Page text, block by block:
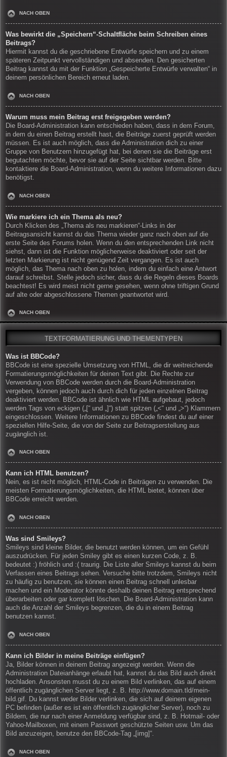
NACH OBEN
Was bewirkt die „Speichern“-Schaltfläche beim Schreiben eines
Beitrags?
Hiermit kannst du die geschriebene Entwürfe speichern und zu einem
späteren Zeitpunkt vervollständigen und absenden. Den gesicherten
Beitrag kannst du mit der Funktion „Gespeicherte Entwürfe verwalten“ in
deinem persönlichen Bereich erneut laden.
NACH OBEN
Warum muss mein Beitrag erst freigegeben werden?
Die Board-Administration kann entschieden haben, dass in dem Forum,
in dem du einen Beitrag erstellt hast, die Beiträge zuerst geprüft werden
müssen. Es ist auch möglich, dass die Administration dich zu einer
Gruppe von Benutzern hinzugefügt hat, bei denen sie die Beiträge erst
begutachten möchte, bevor sie auf der Seite sichtbar werden. Bitte
kontaktiere die Board-Administration, wenn du weitere Informationen dazu
benötigst.
NACH OBEN
Wie markiere ich ein Thema als neu?
Durch Klicken des „Thema als neu markieren“-Links in der
Beitragsansicht kannst du das Thema wieder ganz nach oben auf die
erste Seite des Forums holen. Wenn du den entsprechenden Link nicht
siehst, dann ist die Funktion möglicherweise deaktiviert oder seit der
letzten Markierung ist nicht genügend Zeit vergangen. Es ist auch
möglich, das Thema nach oben zu holen, indem du einfach eine Antwort
darauf schreibst. Stelle jedoch sicher, dass du die Regeln dieses Boards
beachtest! Es wird meist nicht gerne gesehen, wenn ohne triftigen Grund
auf alte oder abgeschlossene Themen geantwortet wird.
NACH OBEN
TEXTFORMATIERUNG UND THEMENTYPEN
Was ist BBCode?
BBCode ist eine spezielle Umsetzung von HTML, die dir weitreichende
Formatierungsmöglichkeiten für deinen Text gibt. Die Rechte zur
Verwendung von BBCode werden durch die Board-Administration
vergeben, können jedoch auch durch dich für jeden einzelnen Beitrag
deaktiviert werden. BBCode ist ähnlich wie HTML aufgebaut, jedoch
werden Tags von eckigen („[“ und „]“) statt spitzen („<“ und „>“) Klammern
eingeschlossen. Weitere Informationen zu BBCode findest du auf einer
speziellen Hilfe-Seite, die von der Seite zur Beitragserstellung aus
zugänglich ist.
NACH OBEN
Kann ich HTML benutzen?
Nein, es ist nicht möglich, HTML-Code in Beiträgen zu verwenden. Die
meisten Formatierungsmöglichkeiten, die HTML bietet, können über
BBCode erreicht werden.
NACH OBEN
Was sind Smileys?
Smileys sind kleine Bilder, die benutzt werden können, um ein Gefühl
auszudrücken. Für jeden Smiley gibt es einen kurzen Code, z. B.
bedeutet :) fröhlich und :( traurig. Die Liste aller Smileys kannst du beim
Verfassen eines Beitrags sehen. Versuche bitte trotzdem, Smileys nicht
zu häufig zu benutzen, sie können einen Beitrag schnell unlesbar
machen und ein Moderator könnte deshalb deinen Beitrag entsprechend
überarbeiten oder gar komplett löschen. Die Board-Administration kann
auch die Anzahl der Smileys begrenzen, die du in einem Beitrag
benutzen kannst.
NACH OBEN
Kann ich Bilder in meine Beiträge einfügen?
Ja, Bilder können in deinem Beitrag angezeigt werden. Wenn die
Administration Dateianhänge erlaubt hat, kannst du das Bild auch direkt
hochladen. Ansonsten musst du zu einem Bild verlinken, das auf einem
öffentlich zugänglichen Server liegt, z. B. http://www.domain.tld/mein-
bild.gif. Du kannst weder Bilder verlinken, die sich auf deinem eigenen
PC befinden (außer es ist ein öffentlich zugänglicher Server), noch zu
Bildern, die nur nach einer Anmeldung verfügbar sind, z. B. Hotmail- oder
Yahoo-Mailboxen, mit einem Passwort geschützte Seiten usw. Um das
Bild anzuzeigen, benutze den BBCode-Tag „[img]“.
NACH OBEN